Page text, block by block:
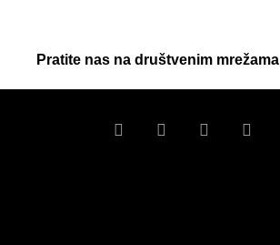
Pratite nas na društvenim mrežama